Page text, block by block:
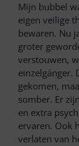
Mijn bubbel
eigen veilige
bewaren. Nu
groter
verstouwen,
einzelgänger.
gekomen,
somber. Er
en extra
ervaren. Ook
verlaten van